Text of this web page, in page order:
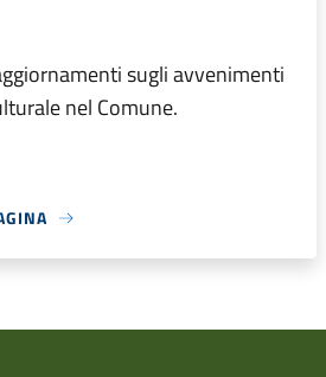
sugli avvenimenti
nel Comune.